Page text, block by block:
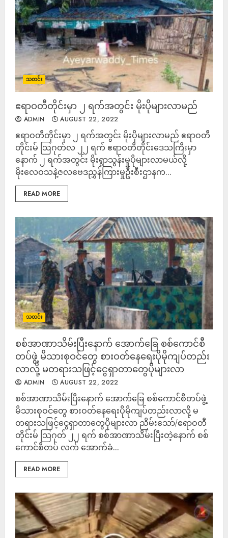
သတင်း
ဧရာဝတီတိုင်းမှာ ၂ ရက်အတွင်း မိုးပိုများလာမည်
ADMIN AUGUST 22, 2022
ဧရာဝတီတိုင်းမှာ ၂ ရက်အတွင်း မိုးပိုများလာမည် ဧရာဝတီ
တိုင်းမ် ဩဂုတ်လ ၂၂ ရက် ဧရာဝတီတိုင်းဒေသကြီးမှာ
နောက် ၂ ရက်အတွင်း မိုးရွာသွန်းမှုပိုများလာမယ်လို့
မိုးလေဝသနဲ့ဇလဗေဒညွှန်ကြားမှုဦးစီးဌာနက...
READ MORE
သတင်း
စစ်အာဏာသိမ်းပြီးနောက် အောက်ခြေ စစ်ကောင်စီ
တပ်ဖွဲ့ မိသားစုဝင်တွေ စားဝတ်နေရေးပိုမိုကျပ်တည်း
လာလို့ မတရားသဖြင့်ငွေရှာတာတွေပိုများလာ
ADMIN AUGUST 22, 2022
စစ်အာဏာသိမ်းပြီးနောက် အောက်ခြေ စစ်ကောင်စီတပ်ဖွဲ့
မိသားစုဝင်တွေ စားဝတ်နေရေးပိုမိုကျပ်တည်းလာလို့ မ
တရားသဖြင့်ငွေရှာတာတွေပိုများလာ ညိမ်းသော်/ဧရာဝတီ
တိုင်းမ် သြဂုတ် ၂၂ ရက် စစ်အာဏာသိမ်းပြီးတဲ့နောက် စစ်
ကောင်စီတပ် လက် အောက်ခံ...
READ MORE